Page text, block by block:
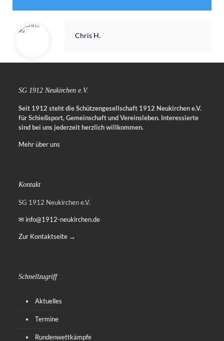
Chris H.
SG 1912 Neukirchen e.V.
Seit 1912 steht die Schützengesellschaft 1912 Neukirchen e.V.
für Schießsport, Gemeinschaft und Vereinsleben. Interessierte
sind bei uns jederzeit herzlich willkommen.
Mehr über uns
Kontakt
SG 1912 Neukirchen e.V.
✉ info@1912-neukirchen.de
Zur Kontaktseite →
Schnellzugriff
Aktuelles
Termine
Rundenwettkämpfe